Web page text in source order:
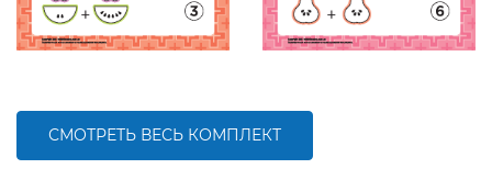
СМОТРЕТЬ ВЕСЬ КОМПЛЕКТ